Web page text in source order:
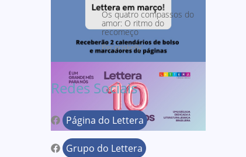
Os quatro compassos do
amor: O ritmo do
recomeço
Por priskelly
Redes Sociais
Página do Lettera
Grupo do Lettera